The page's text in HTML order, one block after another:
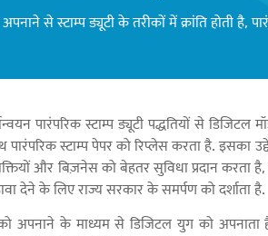
से स्टाम्प ड्यूटी के तरीकों में क्रांति होती है,
पारंपरिक स्टाम्प ड्यूटी पद्धतियों से
स्टाम्प पेपर को रिप्लेस करता है. इसका
और बिज़नेस को बेहतर सुविधा प्रदान
देने के लिए राज्य सरकार के समर्पण को दर्शाता है.
अपनाने के माध्यम से डिजिटल युग को